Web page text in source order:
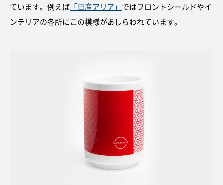
ています。例えば 「 日産アリア 」 ではフロントシールドやイ
ンテリアの各所にこの模様があしらわれています。